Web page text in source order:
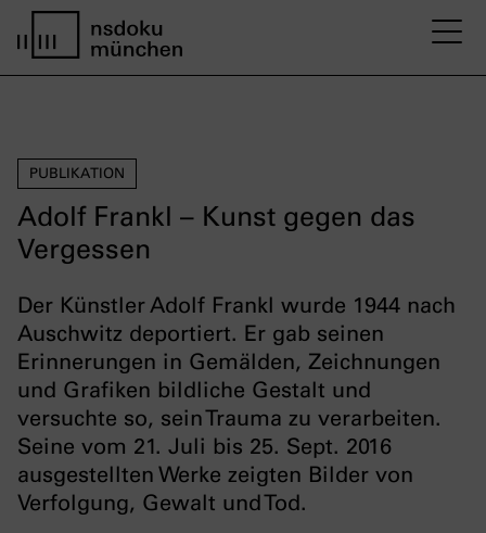
PUBLIKATION
Adolf Frankl – Kunst gegen das
Vergessen
Der Künstler Adolf Frankl wurde 1944 nach
Auschwitz deportiert. Er gab seinen
Erinnerungen in Gemälden, Zeichnungen
und Grafiken bildliche Gestalt und
versuchte so, sein Trauma zu verarbeiten.
Seine vom 21. Juli bis 25. Sept. 2016
ausgestellten Werke zeigten Bilder von
Verfolgung, Gewalt und Tod.